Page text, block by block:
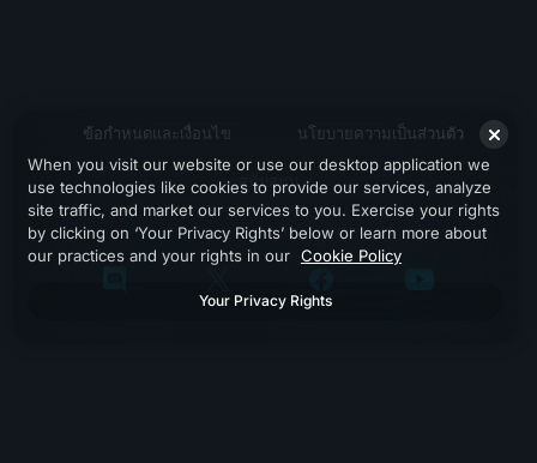
ข้อกำหนดและเงื่อนไข นโยบายความเป็นส่วนตัว
สนับสนุน
When you visit our website or use our desktop application we
use technologies like cookies to provide our services, analyze
site traffic, and market our services to you. Exercise your rights
by clicking on ‘Your Privacy Rights’ below or learn more about
our practices and your rights in our Cookie Policy
Your Privacy Rights